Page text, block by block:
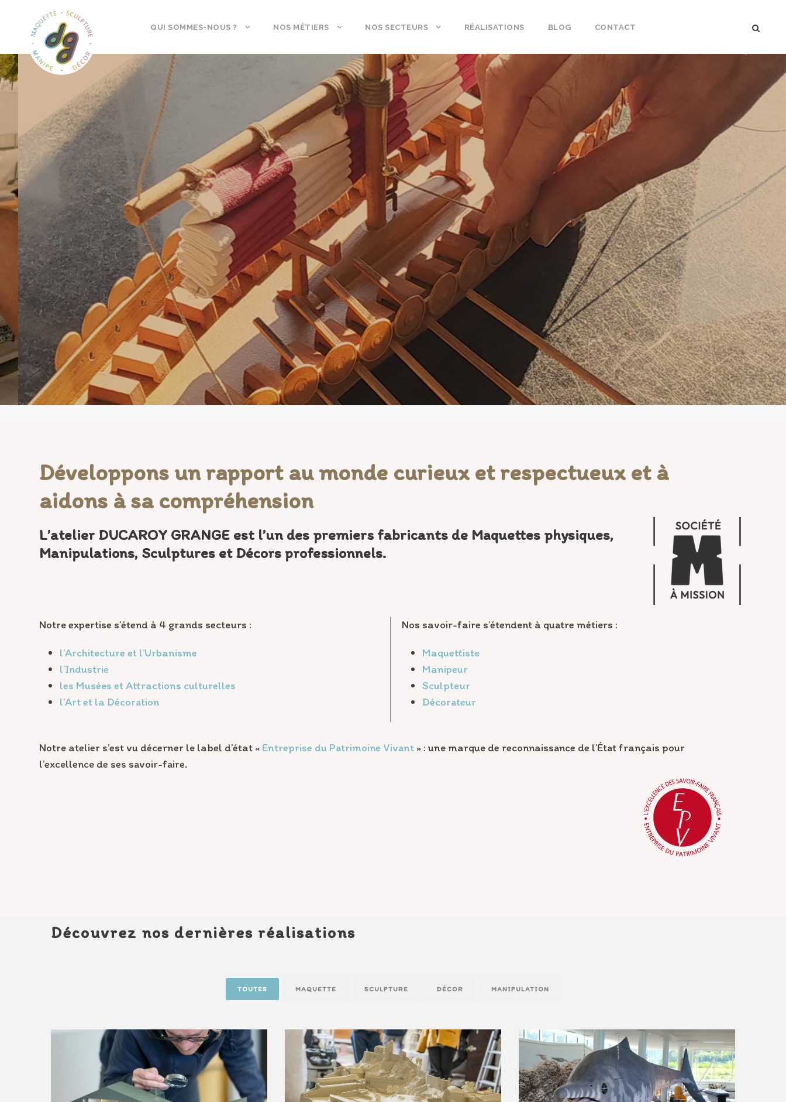
QUI SOMMES-NOUS ? NOS MÉTIERS NOS SECTEURS RÉALISATIONS BLOG CONTACT
Développons un rapport au monde curieux et respectueux et à
aidons à sa compréhension
L’atelier DUCAROY GRANGE est l’un des premiers fabricants de Maquettes physiques,
Manipulations, Sculptures et Décors professionnels.
Notre expertise s’étend à 4 grands secteurs :
l’Architecture et l’Urbanisme
l’Industrie
les Musées et Attractions culturelles
l’Art et la Décoration
Nos savoir-faire s’étendent à quatre métiers :
Maquettiste
Manipeur
Sculpteur
Décorateur
Notre atelier s’est vu décerner le label d’état « Entreprise du Patrimoine Vivant » : une marque de reconnaissance de l’État français pour
l’excellence de ses savoir-faire.
Découvrez nos dernières réalisations
TOUTES MAQUETTE SCULPTURE DÉCOR MANIPULATION